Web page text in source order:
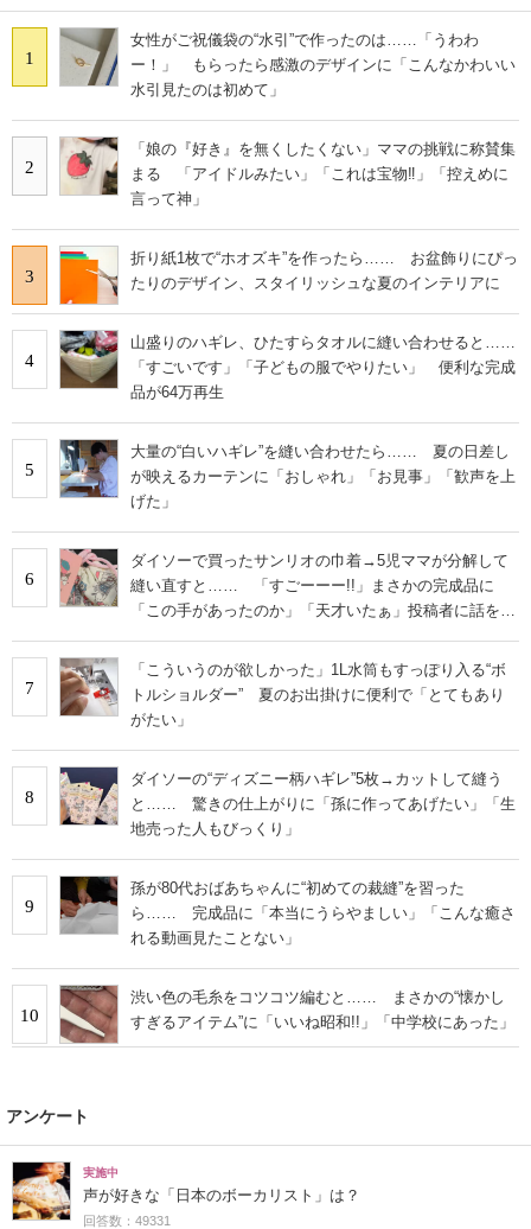
1
女性がご祝儀袋の“水引”で作ったのは……「うわわ
ー！」 もらったら感激のデザインに「こんなかわいい
水引見たのは初めて」
2
「娘の『好き』を無くしたくない」ママの挑戦に称賛集
まる 「アイドルみたい」「これは宝物‼︎」「控えめに
言って神」
3
折り紙1枚で“ホオズキ”を作ったら…… お盆飾りにぴっ
たりのデザイン、スタイリッシュな夏のインテリアに
4
山盛りのハギレ、ひたすらタオルに縫い合わせると……
「すごいです」「子どもの服でやりたい」 便利な完成
品が64万再生
5
大量の“白いハギレ”を縫い合わせたら…… 夏の日差し
が映えるカーテンに「おしゃれ」「お見事」「歓声を上
げた」
6
ダイソーで買ったサンリオの巾着→5児ママが分解して
縫い直すと…… 「すごーーー!!」まさかの完成品に
「この手があったのか」「天才いたぁ」投稿者に話を聞
7
「こういうのが欲しかった」1L水筒もすっぽり入る“ボ
トルショルダー” 夏のお出掛けに便利で「とてもあり
がたい」
8
ダイソーの“ディズニー柄ハギレ”5枚→カットして縫う
と…… 驚きの仕上がりに「孫に作ってあげたい」「生
地売った人もびっくり」
9
孫が80代おばあちゃんに“初めての裁縫”を習った
ら…… 完成品に「本当にうらやましい」「こんな癒さ
れる動画見たことない」
10
渋い色の毛糸をコツコツ編むと…… まさかの“懐かし
すぎるアイテム”に「いいね昭和!!」「中学校にあった」
アンケート
実施中
声が好きな「日本のボーカリスト」は？
回答数：49331